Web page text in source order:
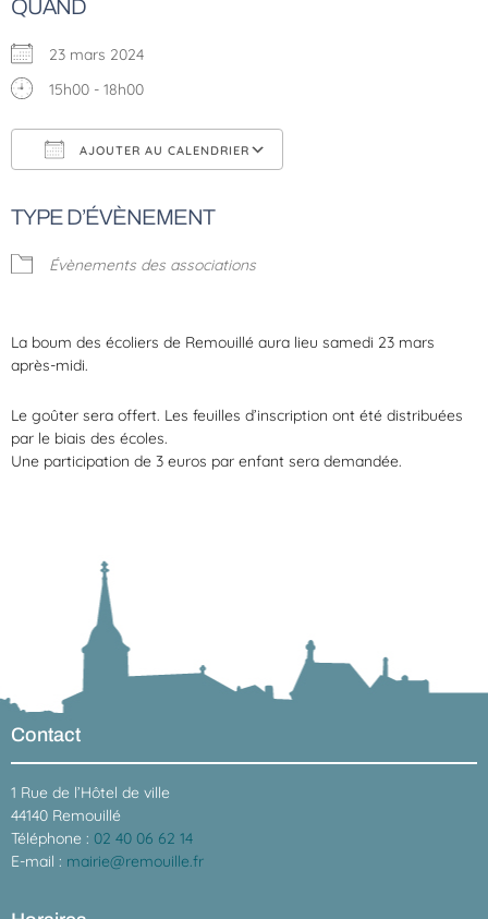
QUAND
23 mars 2024
15h00 - 18h00
AJOUTER AU CALENDRIER
TYPE D’ÉVÈNEMENT
Évènements des associations
La boum des écoliers de Remouillé aura lieu samedi 23 mars
après-midi.
Le goûter sera offert. Les feuilles d’inscription ont été distribuées
par le biais des écoles.
Une participation de 3 euros par enfant sera demandée.
Contact
1 Rue de l’Hôtel de ville
44140 Remouillé
Téléphone : 02 40 06 62 14
E-mail : mairie@remouille.fr